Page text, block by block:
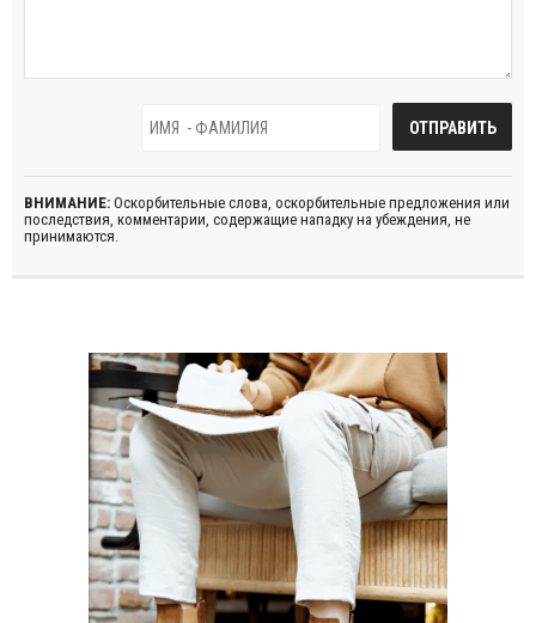
ВНИМАНИЕ: Оскорбительные слова, оскорбительные предложения или
последствия, комментарии, содержащие нападку на убеждения, не
принимаются.